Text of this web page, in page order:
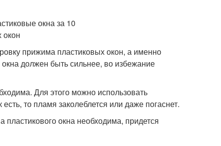
прижима пластиковых окон, а именно
должен быть сильнее, во избежание
Для этого можно использовать
то пламя заколеблется или даже погаснет.
окна необходима, придется